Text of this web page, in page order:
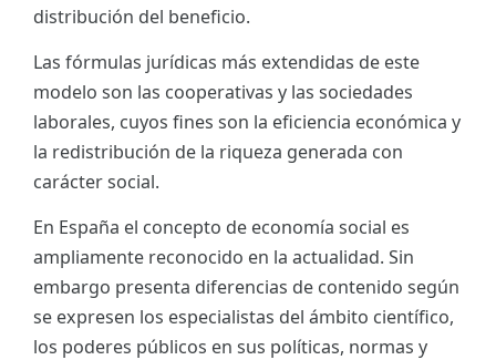
distribución del beneficio.
Las fórmulas jurídicas más extendidas de este
modelo son las cooperativas y las sociedades
laborales, cuyos fines son la eficiencia económica y
la redistribución de la riqueza generada con
carácter social.
En España el concepto de economía social es
ampliamente reconocido en la actualidad. Sin
embargo presenta diferencias de contenido según
se expresen los especialistas del ámbito científico,
los poderes públicos en sus políticas, normas y